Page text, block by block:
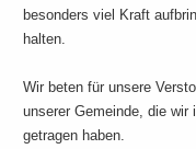
besonders viel Kraft
halten.
Wir beten für unsere
unserer Gemeinde, die wir
getragen haben.